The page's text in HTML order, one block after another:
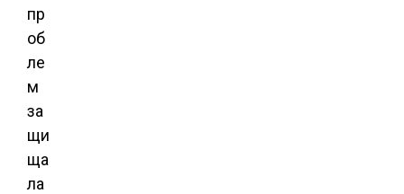
пр
об
ле
м
за
щи
ща
ла